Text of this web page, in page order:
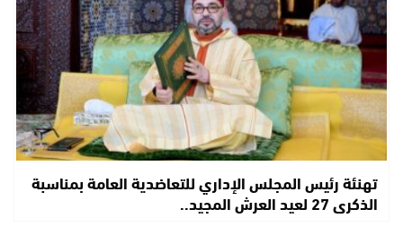
تهنئة رئيس المجلس الإداري للتعاضدية العامة بمناسبة
الذكرى 27 لعيد العرش المجيد..